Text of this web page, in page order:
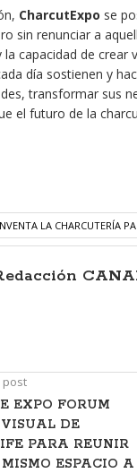
CharcutExpo se
sin renunciar a
la capacidad de
día sostienen y
transformar sus
el futuro de la
LA CHARCUTERÍA
post
EXPO FORUM
DE
PARA REUNIR
ESPACIO A